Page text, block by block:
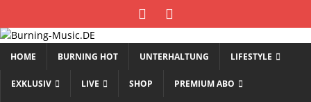
HOME BURNING HOT UNTERHALTUNG LIFESTYLE
EXKLUSIV LIVE SHOP PREMIUM ABO